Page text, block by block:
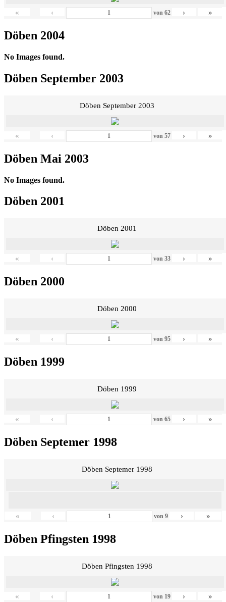
« ‹ von 62 › »
Döben 2004
No Images found.
Döben September 2003
Döben September 2003
« ‹ von 57 › »
Döben Mai 2003
No Images found.
Döben 2001
Döben 2001
« ‹ von 33 › »
Döben 2000
Döben 2000
« ‹ von 95 › »
Döben 1999
Döben 1999
« ‹ von 65 › »
Döben Septemer 1998
Döben Septemer 1998
« ‹ von9 › »
Döben Pfingsten 1998
Döben Pfingsten 1998
« ‹ von 19 › »